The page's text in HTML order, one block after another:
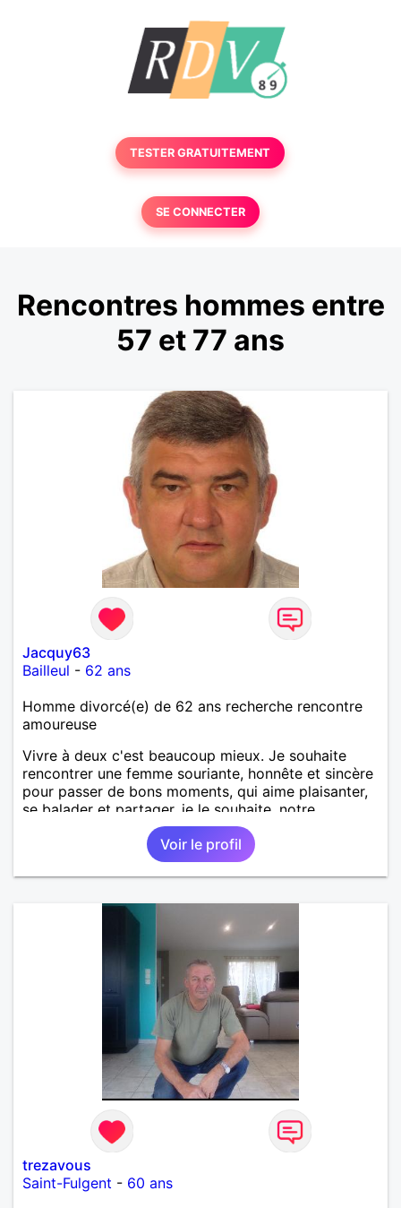
TESTER GRATUITEMENT
SE CONNECTER
Rencontres hommes entre
57 et 77 ans
Jacquy63
Bailleul - 62 ans
Homme divorcé(e) de 62 ans recherche rencontre
amoureuse
Vivre à deux c'est beaucoup mieux. Je souhaite
rencontrer une femme souriante, honnête et sincère
pour passer de bons moments, qui aime plaisanter,
se balader et partager, je le souhaite, notre
complicité. J'aime beaucoup les chantiers de
randonnée pour se défouler, se relaxer, se détendre
et finalement prendre du bon temps. C'est difficile
de tout dire en quelques lignes. En revanche, vous
d'informations. A bientôt
Voir le profil
trezavous
Saint-Fulgent - 60 ans